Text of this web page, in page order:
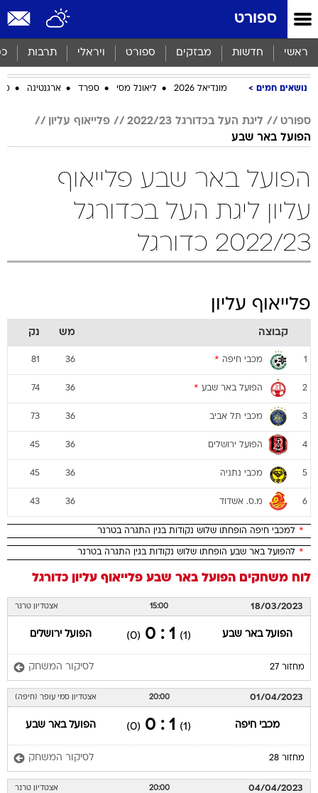
ספורט
ראשי חדשות מבזקים ספורט ויראלי תרבות
נושאים חמים מונדיאל 2026 ליאונל מסי ספרד ארגנטינה
ספורט ליגת העל בכדורגל 2022/23
פלייאוף עליון
הפועל באר שבע
הפועל באר שבע פלייאוף
עליון ליגת העל בכדורגל
2022/23 כדורגל
פלייאוף עליון
קבוצה מש נק
1 מכבי חיפה *
36
81
2 הפועל באר שבע *
36
74
3 מכבי תל אביב 36
73
4 הפועל ירושלים 36
45
5 מכבי נתניה 36
45
6 מ.ס. אשדוד 36
43
* למכבי חיפה הופחתו שלוש נקודות בגין התגרה בטרנר
* להפועל באר שבע הופחתו שלוש נקודות בגין התגרה בטרנר
לוח משחקים הפועל באר שבע פלייאוף עליון כדורגל
18/03/2023
15:00 אצטדיון טרנר
הפועל באר שבע (1)
1 : 0
(0) הפועל ירושלים
מחזור 27 לסיקור המשחק
01/04/2023
20:00 אצטדיון סמי עופר (חיפה)
מכבי חיפה (1)
1 : 0
(0) הפועל באר שבע
מחזור 28 לסיקור המשחק
04/04/2023
20:00 אצטדיון טרנר